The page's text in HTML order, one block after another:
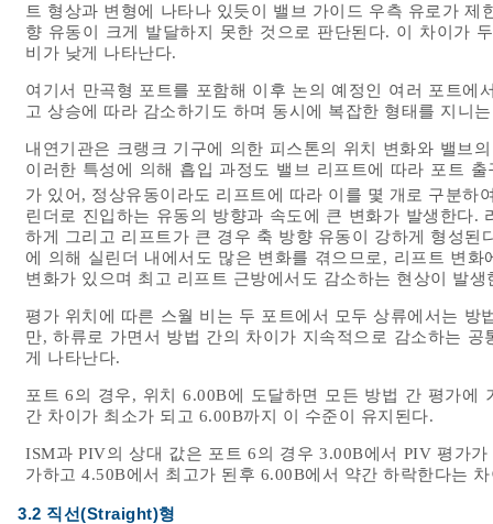
트 형상과 변형에 나타나 있듯이 밸브 가이드 우측 유로가
향 유동이 크게 발달하지 못한 것으로 판단된다. 이 차이가
비가 낮게 나타난다.
여기서 만곡형 포트를 포함해 이후 논의 예정인 여러 포트에
고 상승에 따라 감소하기도 하며 동시에 복잡한 형태를 지니
내연기관은 크랭크 기구에 의한 피스톤의 위치 변화와 밸브
이러한 특성에 의해 흡입 과정도 밸브 리프트에 따라 포트
가 있어, 정상유동이라도 리프트에 따라 이를 몇 개로 구분하
린더로 진입하는 유동의 방향과 속도에 큰 변화가 발생한다.
하게 그리고 리프트가 큰 경우 축 방향 유동이 강하게 형성
에 의해 실린더 내에서도 많은 변화를 겪으므로, 리프트 변
변화가 있으며 최고 리프트 근방에서도 감소하는 현상이 발생
평가 위치에 따른 스월 비는 두 포트에서 모두 상류에서는
만, 하류로 가면서 방법 간의 차이가 지속적으로 감소하는
게 나타난다.
포트 6의 경우, 위치 6.00B에 도달하면 모든 방법 간 평가
간 차이가 최소가 되고 6.00B까지 이 수준이 유지된다.
ISM과 PIV의 상대 값은 포트 6의 경우 3.00B에서 PIV 평가
가하고 4.50B에서 최고가 된후 6.00B에서 약간 하락한다는
3.2 직선(Straight)형